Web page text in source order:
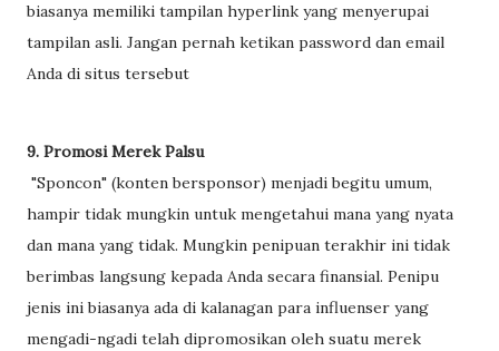
biasanya memiliki tampilan hyperlink yang menyerupai
tampilan asli. Jangan pernah ketikan password dan email
Anda di situs tersebut
9. Promosi Merek Palsu
"Sponcon" (konten bersponsor) menjadi begitu umum,
hampir tidak mungkin untuk mengetahui mana yang nyata
dan mana yang tidak. Mungkin penipuan terakhir ini tidak
berimbas langsung kepada Anda secara finansial. Penipu
jenis ini biasanya ada di kalanagan para influenser yang
mengadi-ngadi telah dipromosikan oleh suatu merek